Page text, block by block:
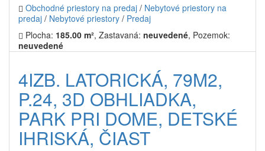
Obchodné priestory na predaj / Nebytové priestory na
predaj / Nebytové priestory / Predaj
Plocha: 185.00 m², Zastavaná: neuvedené, Pozemok:
neuvedené
4IZB. LATORICKÁ, 79M2,
P.24, 3D OBHLIADKA,
PARK PRI DOME, DETSKÉ
IHRISKÁ, ČIAST